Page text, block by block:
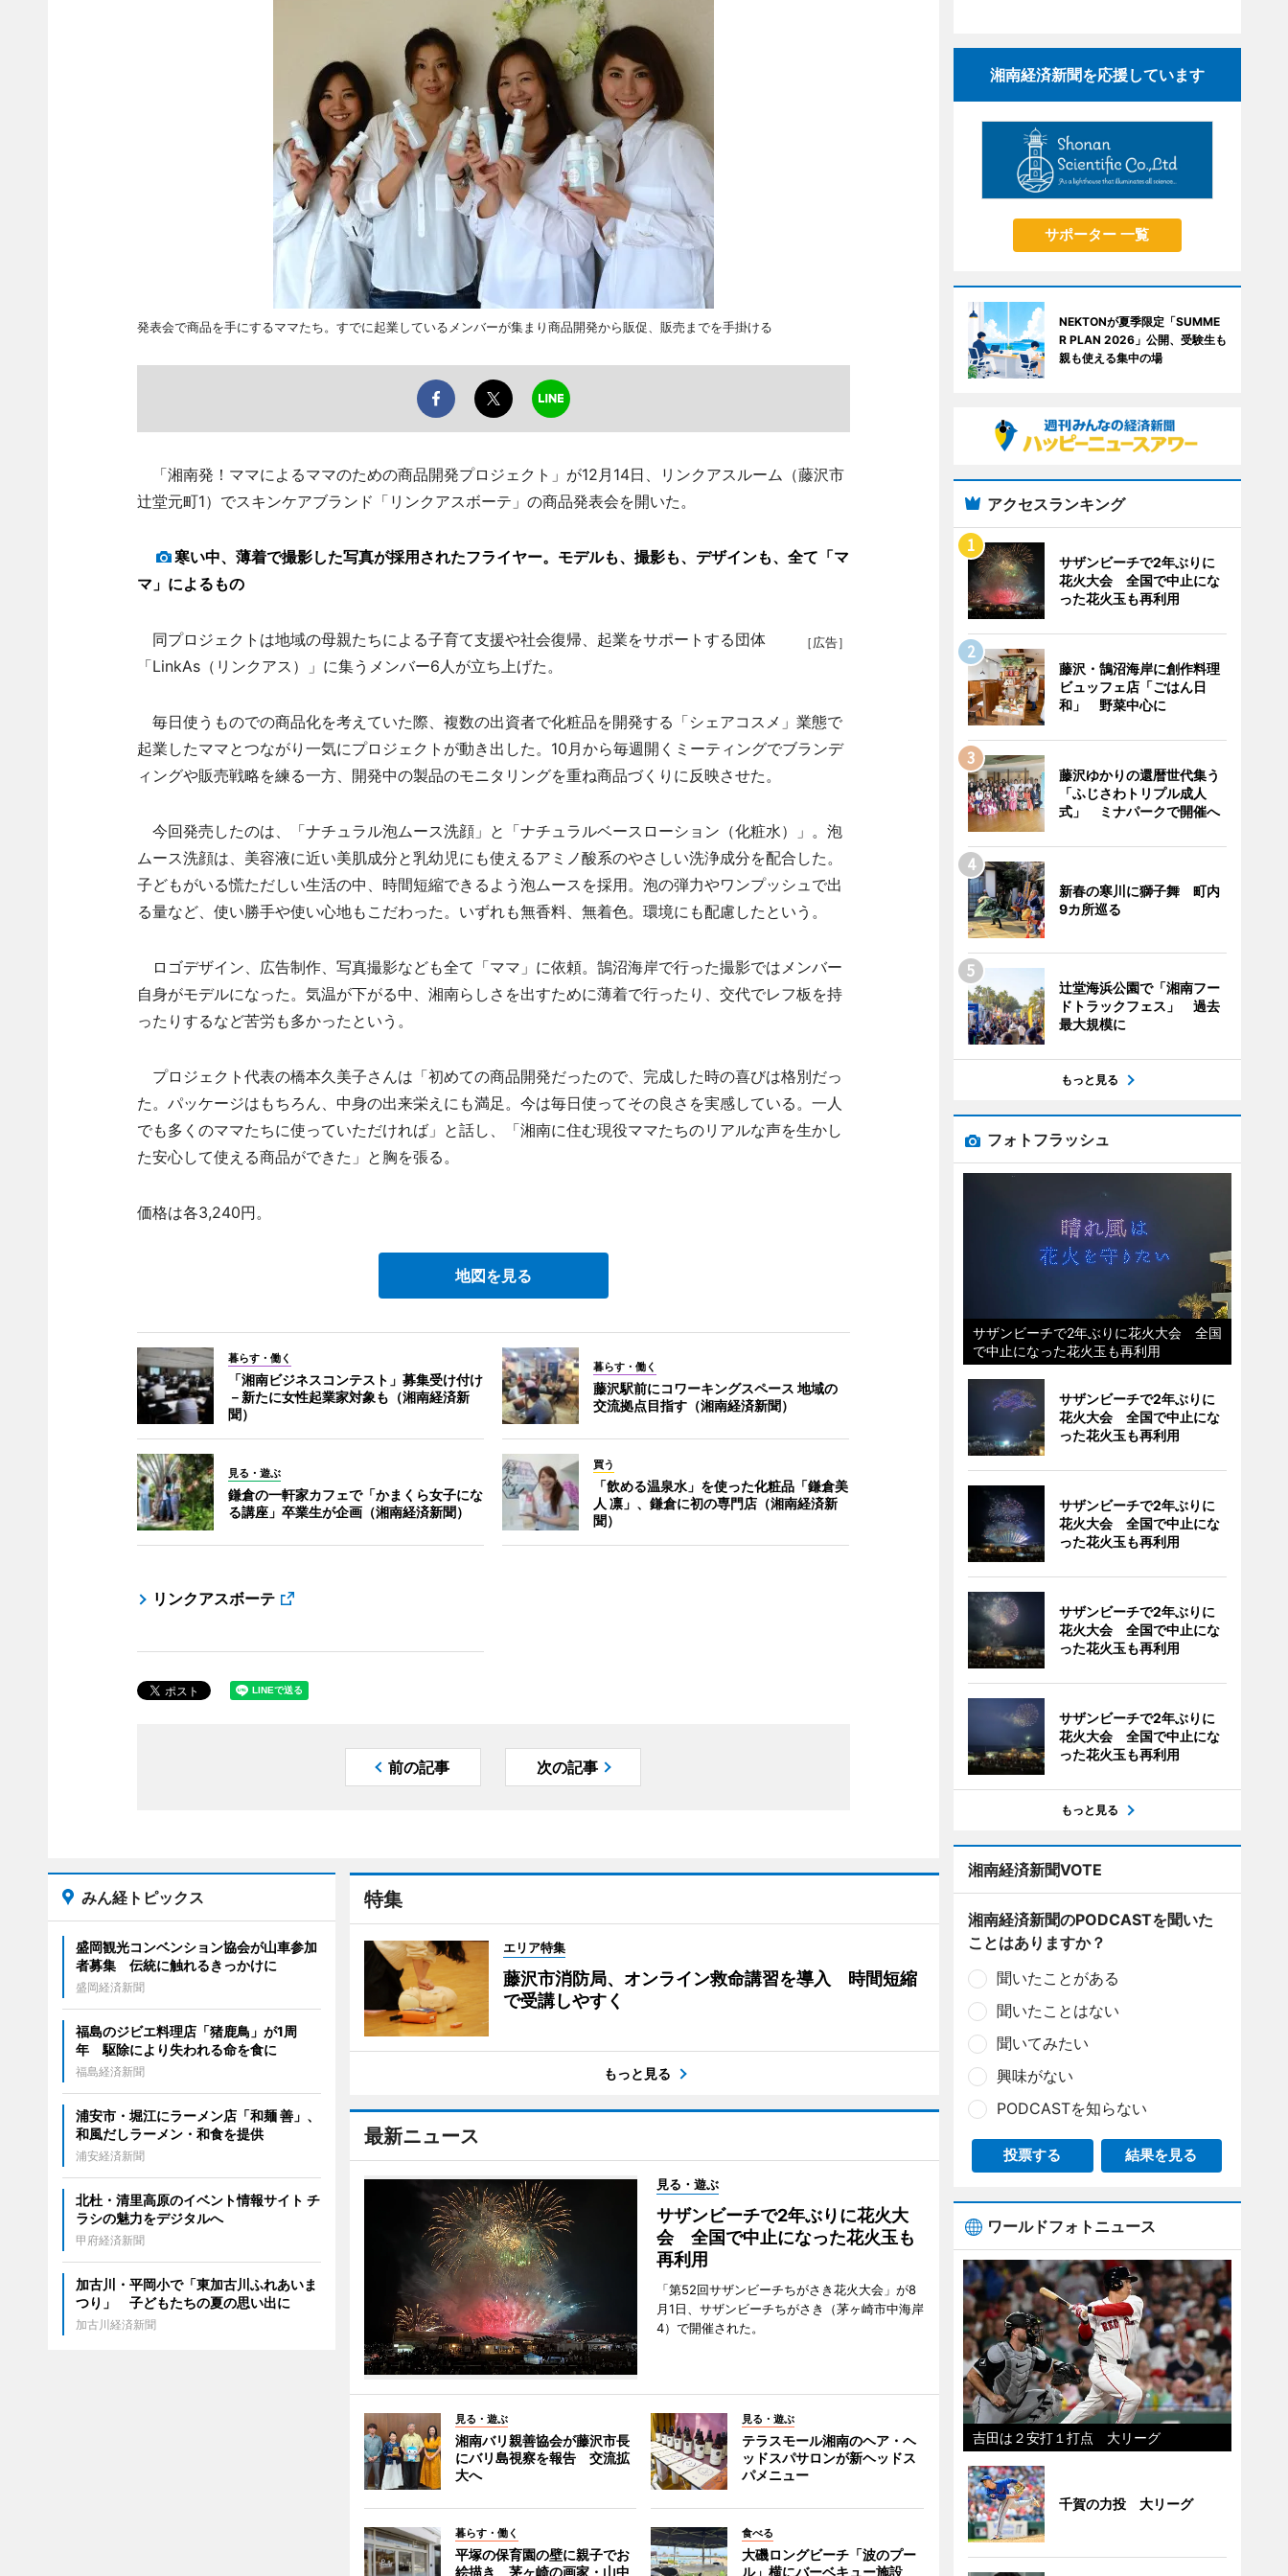
発表会で商品を手にするママたち。すでに起業しているメンバーが集まり商品開発から販促、販売までを手掛ける
「湘南発！ママによるママのための商品開発プロジェクト」が12月14日、リンクアスルーム（藤沢市
辻堂元町1）でスキンケアブランド「リンクアスボーテ」の商品発表会を開いた。
寒い中、薄着で撮影した写真が採用されたフライヤー。モデルも、撮影も、デザインも、全て「マ
マ」によるもの
［広告］
同プロジェクトは地域の母親たちによる子育て支援や社会復帰、起業をサポートする団体
「LinkAs（リンクアス）」に集うメンバー6人が立ち上げた。
毎日使うものでの商品化を考えていた際、複数の出資者で化粧品を開発する「シェアコスメ」業態で
起業したママとつながり一気にプロジェクトが動き出した。10月から毎週開くミーティングでブランデ
ィングや販売戦略を練る一方、開発中の製品のモニタリングを重ね商品づくりに反映させた。
今回発売したのは、「ナチュラル泡ムース洗顔」と「ナチュラルベースローション（化粧水）」。泡
ムース洗顔は、美容液に近い美肌成分と乳幼児にも使えるアミノ酸系のやさしい洗浄成分を配合した。
子どもがいる慌ただしい生活の中、時間短縮できるよう泡ムースを採用。泡の弾力やワンプッシュで出
る量など、使い勝手や使い心地もこだわった。いずれも無香料、無着色。環境にも配慮したという。
ロゴデザイン、広告制作、写真撮影なども全て「ママ」に依頼。鵠沼海岸で行った撮影ではメンバー
自身がモデルになった。気温が下がる中、湘南らしさを出すために薄着で行ったり、交代でレフ板を持
ったりするなど苦労も多かったという。
プロジェクト代表の橋本久美子さんは「初めての商品開発だったので、完成した時の喜びは格別だっ
た。パッケージはもちろん、中身の出来栄えにも満足。今は毎日使ってその良さを実感している。一人
でも多くのママたちに使っていただければ」と話し、「湘南に住む現役ママたちのリアルな声を生かし
た安心して使える商品ができた」と胸を張る。
価格は各3,240円。
地図を見る
暮らす・働く
「湘南ビジネスコンテスト」募集受け付け
－新たに女性起業家対象も（湘南経済新
聞）
暮らす・働く
藤沢駅前にコワーキングスペース 地域の
交流拠点目指す（湘南経済新聞）
見る・遊ぶ
鎌倉の一軒家カフェで「かまくら女子にな
る講座」卒業生が企画（湘南経済新聞）
買う
「飲める温泉水」を使った化粧品「鎌倉美
人 凛」、鎌倉に初の専門店（湘南経済新
聞）
リンクアスボーテ
前の記事 次の記事
特集
エリア特集
藤沢市消防局、オンライン救命講習を導入 時間短縮
で受講しやすく
もっと見る
最新ニュース
見る・遊ぶ
サザンビーチで2年ぶりに花火大
会 全国で中止になった花火玉も
再利用
「第52回サザンビーチちがさき花火大会」が8
月1日、サザンビーチちがさき（茅ヶ崎市中海岸
4）で開催された。
見る・遊ぶ
湘南バリ親善協会が藤沢市長
にバリ島視察を報告 交流拡
大へ
見る・遊ぶ
テラスモール湘南のヘア・ヘ
ッドスパサロンが新ヘッドス
パメニュー
暮らす・働く
平塚の保育園の壁に親子でお
絵描き 茅ヶ崎の画家・山中
食べる
大磯ロングビーチ「波のプー
ル」横にバーベキュー施設
みん経トピックス
盛岡観光コンベンション協会が山車参加
者募集 伝統に触れるきっかけに
盛岡経済新聞
福島のジビエ料理店「猪鹿鳥」が1周
年 駆除により失われる命を食に
福島経済新聞
浦安市・堀江にラーメン店「和麺 善」、
和風だしラーメン・和食を提供
浦安経済新聞
北杜・清里高原のイベント情報サイト チ
ラシの魅力をデジタルへ
甲府経済新聞
加古川・平岡小で「東加古川ふれあいま
つり」 子どもたちの夏の思い出に
加古川経済新聞
湘南経済新聞を応援しています
サポーター 一覧
NEKTONが夏季限定「SUMME
R PLAN 2026」公開、受験生も
親も使える集中の場
アクセスランキング
サザンビーチで2年ぶりに
花火大会 全国で中止にな
った花火玉も再利用
藤沢・鵠沼海岸に創作料理
ビュッフェ店「ごはん日
和」 野菜中心に
藤沢ゆかりの還暦世代集う
「ふじさわトリプル成人
式」 ミナパークで開催へ
新春の寒川に獅子舞 町内
9カ所巡る
辻堂海浜公園で「湘南フー
ドトラックフェス」 過去
最大規模に
もっと見る
フォトフラッシュ
サザンビーチで2年ぶりに花火大会 全国
で中止になった花火玉も再利用
サザンビーチで2年ぶりに
花火大会 全国で中止にな
った花火玉も再利用
サザンビーチで2年ぶりに
花火大会 全国で中止にな
った花火玉も再利用
サザンビーチで2年ぶりに
花火大会 全国で中止にな
った花火玉も再利用
サザンビーチで2年ぶりに
花火大会 全国で中止にな
った花火玉も再利用
もっと見る
湘南経済新聞VOTE
湘南経済新聞のPODCASTを聞いた
ことはありますか？
聞いたことがある
聞いたことはない
聞いてみたい
興味がない
PODCASTを知らない
投票する 結果を見る
ワールドフォトニュース
吉田は２安打１打点 大リーグ
千賀の力投 大リーグ